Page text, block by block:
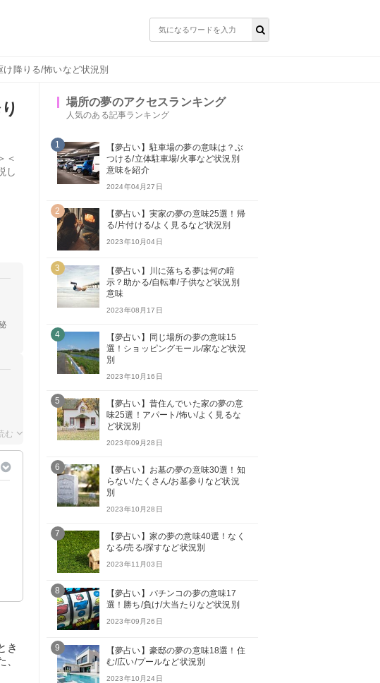
降りる/怖いなど状況別
＜
し
き
場所の夢のアクセスランキング
人気のある記事ランキング
1
【夢占い】駐車場の夢の意味は？ぶ
つける/立体駐車場/火事など状況別
意味を紹介
2024年04月27日
2
【夢占い】実家の夢の意味25選！帰
る/片付ける/よく見るなど状況別
2023年10月04日
3
【夢占い】川に落ちる夢は何の暗
示？助かる/自転車/子供など状況別
意味
2023年08月17日
4
【夢占い】同じ場所の夢の意味15
選！ショッピングモール/家など状況
別
2023年10月16日
5
【夢占い】昔住んでいた家の夢の意
味25選！アパート/怖い/よく見るな
ど状況別
2023年09月28日
6
【夢占い】お墓の夢の意味30選！知
らない/たくさん/お墓参りなど状況
別
2023年10月28日
7
【夢占い】家の夢の意味40選！なく
なる/売る/探すなど状況別
2023年11月03日
8
【夢占い】パチンコの夢の意味17
選！勝ち/負け/大当たりなど状況別
2023年09月26日
9
【夢占い】豪邸の夢の意味18選！住
む/広い/プールなど状況別
2023年10月24日